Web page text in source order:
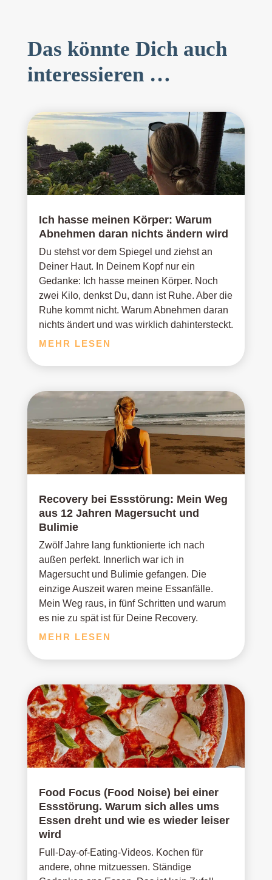
Das könnte Dich auch
interessieren …
Ich hasse meinen Körper: Warum
Abnehmen daran nichts ändern wird
Du stehst vor dem Spiegel und ziehst an
Deiner Haut. In Deinem Kopf nur ein
Gedanke: Ich hasse meinen Körper. Noch
zwei Kilo, denkst Du, dann ist Ruhe. Aber die
Ruhe kommt nicht. Warum Abnehmen daran
nichts ändert und was wirklich dahintersteckt.
MEHR LESEN
Recovery bei Essstörung: Mein Weg
aus 12 Jahren Magersucht und
Bulimie
Zwölf Jahre lang funktionierte ich nach
außen perfekt. Innerlich war ich in
Magersucht und Bulimie gefangen. Die
einzige Auszeit waren meine Essanfälle.
Mein Weg raus, in fünf Schritten und warum
es nie zu spät ist für Deine Recovery.
MEHR LESEN
Food Focus (Food Noise) bei einer
Essstörung. Warum sich alles ums
Essen dreht und wie es wieder leiser
wird
Full-Day-of-Eating-Videos. Kochen für
andere, ohne mitzuessen. Ständige